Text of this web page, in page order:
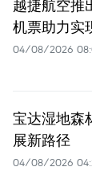
越捷航空推
机票助力实
04/08/2026
宝达湿地森
展新路径
04/08/2026